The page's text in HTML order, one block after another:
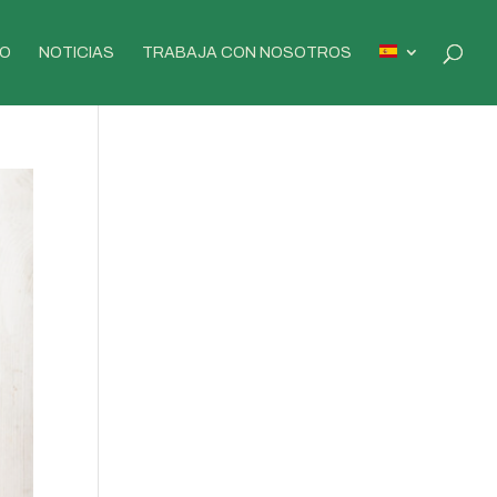
NOTICIAS TRABAJA CON NOSOTROS